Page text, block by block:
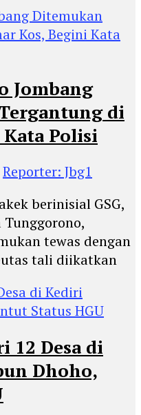
Jombang
di
Polisi
Reporter: Jbg1
berinisial GSG,
Tunggorono,
tewas dengan
tali diikatkan
12 Desa di
Dhoho,